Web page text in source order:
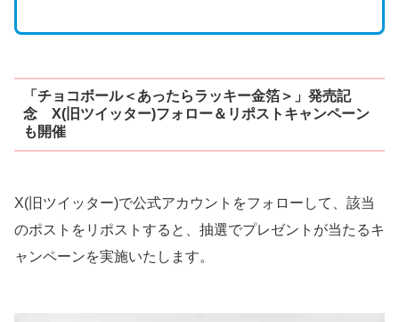
「チョコボール＜あったらラッキー金箔＞」発売記
念 X(旧ツイッター)フォロー＆リポストキャンペーン
も開催
X(旧ツイッター)で公式アカウントをフォローして、該当
のポストをリポストすると、抽選でプレゼントが当たるキ
ャンペーンを実施いたします。